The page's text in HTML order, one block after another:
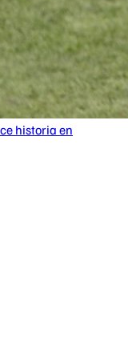
historia en